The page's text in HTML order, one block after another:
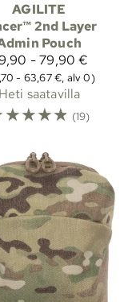
AGILITE
2nd Layer
Pouch
- 79,90 €
- 63,67 €, alv 0)
Heti saatavilla
☆☆☆☆ (19)